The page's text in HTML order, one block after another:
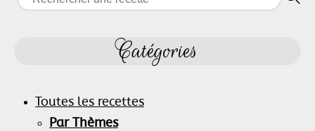
Catégories
Toutes les recettes
Par Thèmes